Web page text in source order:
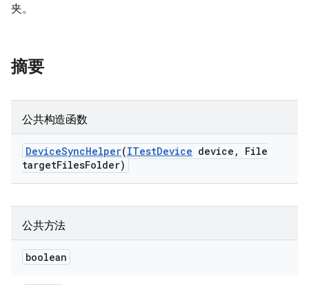
夹。
摘要
公共构造函数
DeviceSyncHelper(ITestDevice device ,
File
targetFilesFolder)
公共方法
boolean